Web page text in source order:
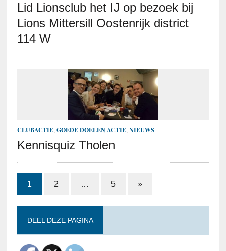
Lid Lionsclub het IJ op bezoek bij
Lions Mittersill Oostenrijk district
114 W
CLUBACTIE, GOEDE DOELEN ACTIE, NIEUWS
Kennisquiz Tholen
1 2 … 5 »
DEEL DEZE PAGINA